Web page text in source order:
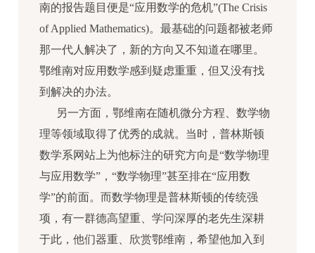
南的报告题目便是“应用数学的危机”(The Crisis
of Applied Mathematics)。最基础的问题都被老师
那一代人解决了，新的方向又不知道在哪里。
鄂维南对应用数学感到疑虑重重，但又没有找
到解决的办法。
另一方面，鄂维南在随机微分方程、数学物
理等领域取得了优秀的成就。当时，普林斯顿
数学系网站上为他标注的研究方向是“数学物理
与应用数学”，“数学物理”甚至排在“应用数
学”的前面。而数学物理是普林斯顿的传统强
项，有一群德高望重、学问深厚的老先生深耕
于此，他们器重、欣赏鄂维南，希望他加入到